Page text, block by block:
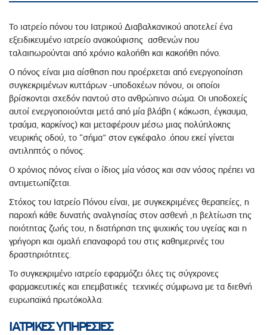
Το ιατρείο πόνου του Ιατρικού Διαβαλκανικού αποτελεί ένα
εξειδικευμένο ιατρείο ανακούφισης ασθενών που
ταλαιπωρούνται από χρόνιο καλοήθη και κακοήθη πόνο.
Ο πόνος είναι μια αίσθηση που προέρχεται από ενεργοποίηση
συγκεκριμένων κυττάρων -υποδοχέων πόνου, οι οποίοι
βρίσκονται σχεδόν παντού στο ανθρώπινο σώμα. Οι υποδοχείς
αυτοί ενεργοποιούνται μετά από μία βλάβη ( κάκωση, έγκαυμα,
τραύμα, καρκίνος) και μεταφέρουν μέσω μιας πολύπλοκης
νευρικής οδού, το “σήμα” στον εγκέφαλο .όπου εκεί γίνεται
αντιληπτός ο πόνος.
Ο χρόνιος πόνος είναι ο ίδιος μία νόσος και σαν νόσος πρέπει να
αντιμετωπίζεται.
Στόχος του Ιατρείο Πόνου είναι, με συγκεκριμένες θεραπείες, η
παροχή κάθε δυνατής αναλγησίας στον ασθενή ,η βελτίωση της
ποιότητας ζωής του, η διατήρηση της ψυχικής του υγείας και η
γρήγορη και ομαλή επαναφορά του στις καθημερινές του
δραστηριότητες.
Το συγκεκριμένο ιατρείο εφαρμόζει όλες τις σύγχρονες
φαρμακευτικές και επεμβατικές τεχνικές σύμφωνα με τα διεθνή
ευρωπαϊκά πρωτόκολλα.
ΙΑΤΡΙΚΕΣ ΥΠΗΡΕΣΙΕΣ